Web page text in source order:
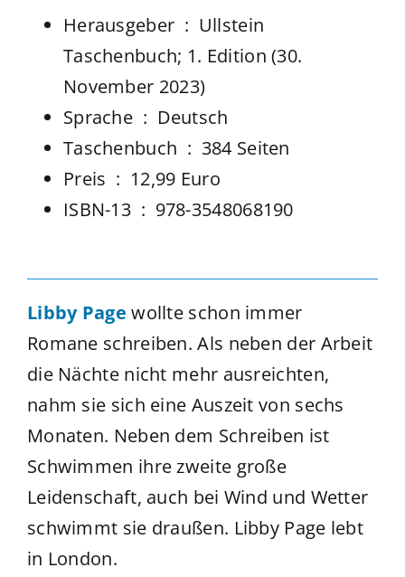
Herausgeber ‏ : ‎ Ullstein
Taschenbuch; 1. Edition (30.
November 2023)
Sprache ‏ : ‎ Deutsch
Taschenbuch ‏ : ‎ 384 Seiten
Preis ‏ : ‎ 12,99 Euro
ISBN-13 ‏ : ‎ 978-3548068190
Libby Page wollte schon immer
Romane schreiben. Als neben der Arbeit
die Nächte nicht mehr ausreichten,
nahm sie sich eine Auszeit von sechs
Monaten. Neben dem Schreiben ist
Schwimmen ihre zweite große
Leidenschaft, auch bei Wind und Wetter
schwimmt sie draußen. Libby Page lebt
in London.